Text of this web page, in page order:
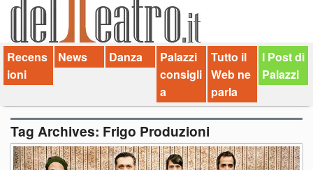
Palazzi consiglia
Video
Chi siamo
Contatti
dT in English
Recens
ioni
News Danza
Palazzi
consigli
a
Tutto il
Web ne
parla
I Post di
Palazzi
Tag Archives: Frigo Produzioni